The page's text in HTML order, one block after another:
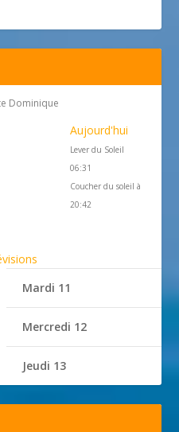
Dominique
Aujourd'hui
Lever du Soleil
06:31
Coucher du soleil à
20:42
Mardi 11
Mercredi 12
Jeudi 13